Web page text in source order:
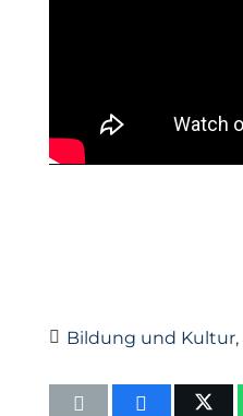
Bildung und Kultur,